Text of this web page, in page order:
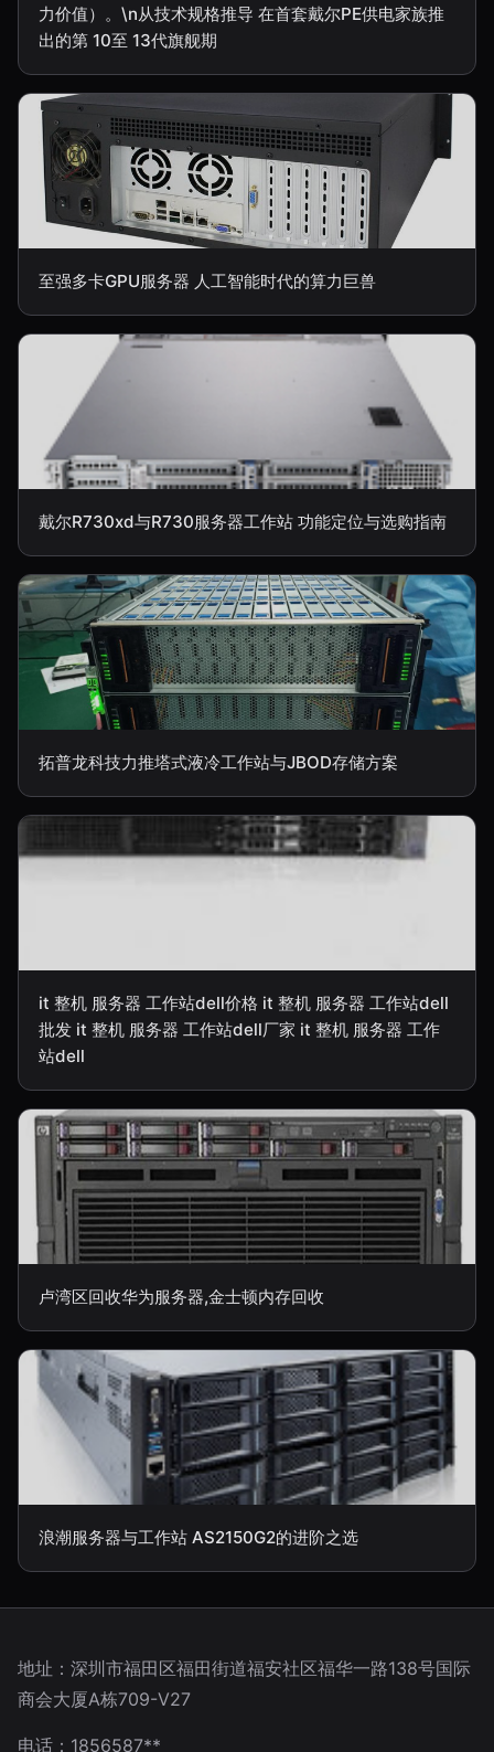
力价值）。\n从技术规格推导 在首套戴尔PE供电家族推
出的第 10至 13代旗舰期
至强多卡GPU服务器 人工智能时代的算力巨兽
戴尔R730xd与R730服务器工作站 功能定位与选购指南
拓普龙科技力推塔式液冷工作站与JBOD存储方案
it 整机 服务器 工作站dell价格 it 整机 服务器 工作站dell
批发 it 整机 服务器 工作站dell厂家 it 整机 服务器 工作
站dell
卢湾区回收华为服务器,金士顿内存回收
浪潮服务器与工作站 AS2150G2的进阶之选
地址：深圳市福田区福田街道福安社区福华一路138号国际
商会大厦A栋709-V27
电话：1856587**